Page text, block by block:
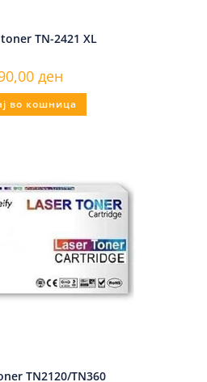
TN-2421 XL
ден
во кошница
TN2120/TN360